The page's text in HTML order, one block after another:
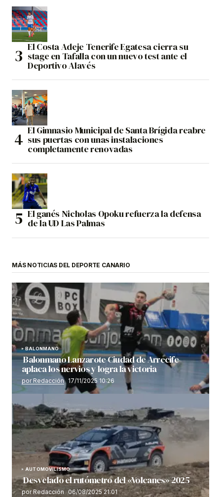
El Costa Adeje Tenerife Egatesa cierra su
stage en Tafalla con un nuevo test ante el
Deportivo Alavés
El Gimnasio Municipal de Santa Brígida reabre
sus puertas con unas instalaciones
completamente renovadas
El ganés Nicholas Opoku refuerza la defensa
de la UD Las Palmas
MÁS NOTICIAS DEL DEPORTE CANARIO
BALONMANO
Balonmano Lanzarote Ciudad de Arrecife
aplaca los nervios y logra la victoria
por Redacción 17/11/2025 10:26
AUTOMOVILISMO
Desvelado el rutómetro del «Volcanes» 2025
por Redacción 06/08/2025 21:01